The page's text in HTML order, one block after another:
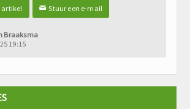
artikel ✉Stuur een e-mail
Braaksma
19:15